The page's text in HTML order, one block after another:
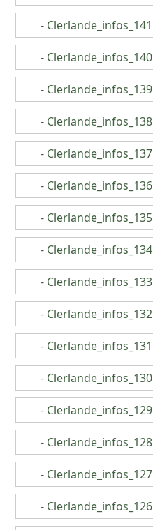
- Clerlande_infos_141
- Clerlande_infos_140
- Clerlande_infos_139
- Clerlande_infos_138
- Clerlande_infos_137
- Clerlande_infos_136
- Clerlande_infos_135
- Clerlande_infos_134
- Clerlande_infos_133
- Clerlande_infos_132
- Clerlande_infos_131
- Clerlande_infos_130
- Clerlande_infos_129
- Clerlande_infos_128
- Clerlande_infos_127
- Clerlande_infos_126